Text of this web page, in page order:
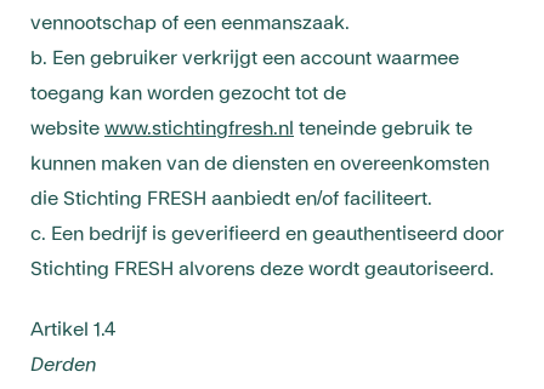
vennootschap of een eenmanszaak.
b. Een gebruiker verkrijgt een account waarmee
toegang kan worden gezocht tot de
website www.stichtingfresh.nl teneinde gebruik te
kunnen maken van de diensten en overeenkomsten
die Stichting FRESH aanbiedt en/of faciliteert.
c. Een bedrijf is geverifieerd en geauthentiseerd door
Stichting FRESH alvorens deze wordt geautoriseerd.
Artikel 1.4
Derden